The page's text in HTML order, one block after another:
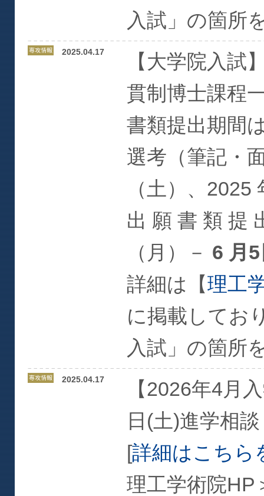
入試」の箇所
2025.04.17
【大学院入試
貫制博士課程
書類提出期間
選考（筆記・
（土）、
出 願 書 類 提
（月）－ 6 月
詳細は【理工
に掲載してお
入試」の箇所
2025.04.17
【2026年4月
日(土)進学相
[詳細はこちら
理工学術院HP